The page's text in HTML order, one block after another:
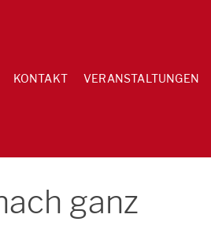
KONTAKT VERANSTALTUNGEN
ganz